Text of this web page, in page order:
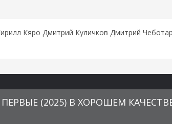
Кяро Дмитрий Куличков Дмитрий
(2025) В ХОРОШЕМ